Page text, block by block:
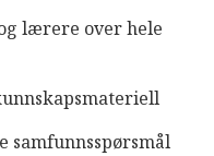
del av et
for å styrke
bærekraftig
lærere over hele
samfunnsspørsmål